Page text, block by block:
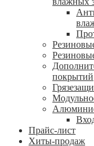
покрытий
Прайс-лист
Хиты-продаж